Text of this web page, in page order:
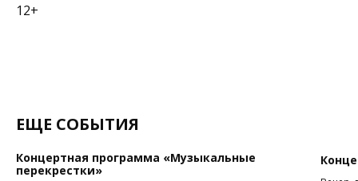
12+
ЕЩЕ СОБЫТИЯ
Концертная программа «Музыкальные
перекрестки»